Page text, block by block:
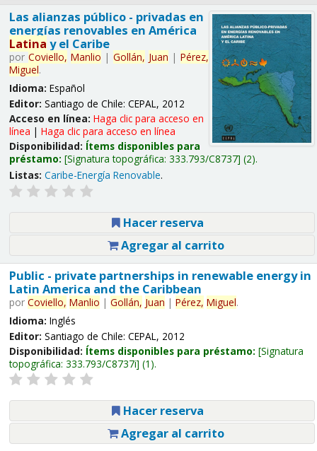
Las alianzas público - privadas en
energías renovables en América
Latina y el Caribe
por Coviello, Manlio | Gollán, Juan | Pérez,
Miguel.
Idioma: Español
Editor: Santiago de Chile: CEPAL, 2012
Acceso en línea: Haga clic para acceso en
línea | Haga clic para acceso en línea
Disponibilidad: Ítems disponibles para
préstamo: Signatura topográfica: 333.793/C8737 (2).
Listas: Caribe-Energía Renovable.
Hacer reserva
Agregar al carrito
Public - private partnerships in renewable energy in
Latin America and the Caribbean
por Coviello, Manlio | Gollán, Juan | Pérez, Miguel.
Idioma: Inglés
Editor: Santiago de Chile: CEPAL, 2012
Disponibilidad: Ítems disponibles para préstamo: Signatura
topográfica: 333.793/C8737i (1).
Hacer reserva
Agregar al carrito